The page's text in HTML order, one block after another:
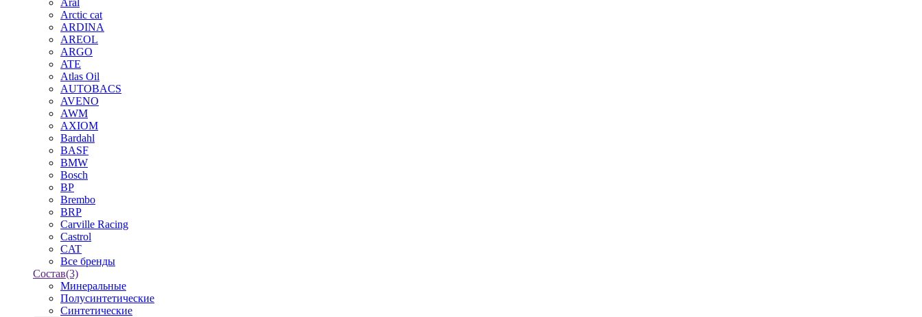
Aral
Arctic cat
ARDINA
AREOL
ARGO
ATE
Atlas Oil
AUTOBACS
AVENO
AWM
AXIOM
Bardahl
BASF
BMW
Bosch
BP
Brembo
BRP
Carville Racing
Castrol
CAT
Все бренды
Состав(3)
Минеральные
Полусинтетические
Синтетические